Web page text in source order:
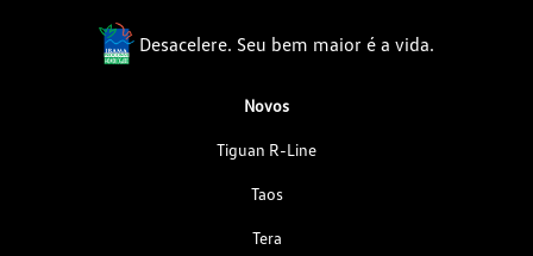
Desacelere. Seu bem maior é a vida.
Novos
Tiguan R-Line
Taos
Tera